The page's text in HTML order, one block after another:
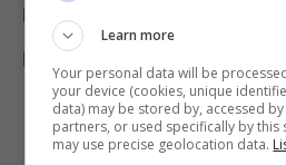
ha così deciso di
proprio personale.
Learn more
Your personal data will be
your device (cookies, unique
data) may be stored by, accessed
partners, or used specifically by this
may use precise geolocation data.